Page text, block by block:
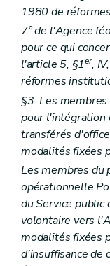
1980 de
7° de l'Agence
pour ce qui
l'article 5, §1er,
réformes
§3. Les
pour l'intégration
transférés
modalités fixées
Les membres du
opérationnelle
du Service public
volontaire vers
modalités fixées
d'insuffisance de